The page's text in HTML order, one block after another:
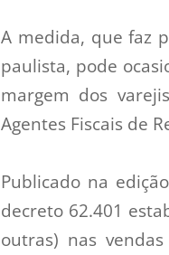
A medida, que faz
paulista, pode
margem dos
Agentes Fiscais de
Publicado na
decreto 62.401
outras) nas